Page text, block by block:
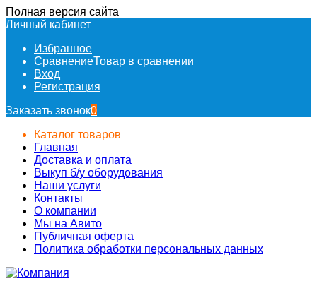
Полная версия сайта
Личный кабинет
Избранное
СравнениеТовар в сравнении
Вход
Регистрация
Заказать звонок0
Каталог товаров
Главная
Доставка и оплата
Выкуп б/у оборудования
Наши услуги
Контакты
О компании
Мы на Авито
Публичная оферта
Политика обработки персональных данных